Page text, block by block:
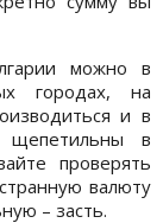
можно в
городах, на
и в
в
проверять
валюту
– засть.